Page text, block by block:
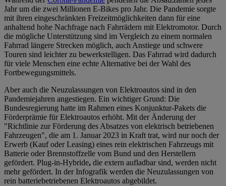
Jahr um die zwei Millionen E-Bikes pro Jahr. Die Pandemie sorgte
mit ihren eingeschränkten Freizeitmöglichkeiten dann für eine
anhaltend hohe Nachfrage nach Fahrrädern mit Elektromotor. Durch
die mögliche Unterstützung sind im Vergleich zu einem normalen
Fahrrad längere Strecken möglich, auch Anstiege und schwere
Touren sind leichter zu bewerkstelligen. Das Fahrrad wird dadurch
für viele Menschen eine echte Alternative bei der Wahl des
Fortbewegungsmittels.
Aber auch die Neuzulassungen von Elektroautos sind in den
Pandemiejahren angestiegen. Ein wichtiger Grund: Die
Bundesregierung hatte im Rahmen eines Konjunktur-Pakets die
Förderprämie für Elektroautos erhöht. Mit der Änderung der
"Richtlinie zur Förderung des Absatzes von elektrisch betriebenen
Fahrzeugen", die am 1. Januar 2023 in Kraft trat, wird nur noch der
Erwerb (Kauf oder Leasing) eines rein elektrischen Fahrzeugs mit
Batterie oder Brennstoffzelle vom Bund und den Herstellern
gefördert. Plug-in-Hybride, die extern aufladbar sind, werden nicht
mehr gefördert. In der Infografik werden die Neuzulassungen von
rein batteriebetriebenen Elektroautos abgebildet.